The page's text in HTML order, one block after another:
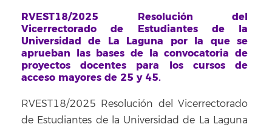
RVEST18/2025 Resolución del
Vicerrectorado de Estudiantes de la
Universidad de La Laguna por la que se
aprueban las bases de la convocatoria de
proyectos docentes para los cursos de
acceso mayores de 25 y 45.
RVEST18/2025 Resolución del Vicerrectorado
de Estudiantes de la Universidad de La Laguna